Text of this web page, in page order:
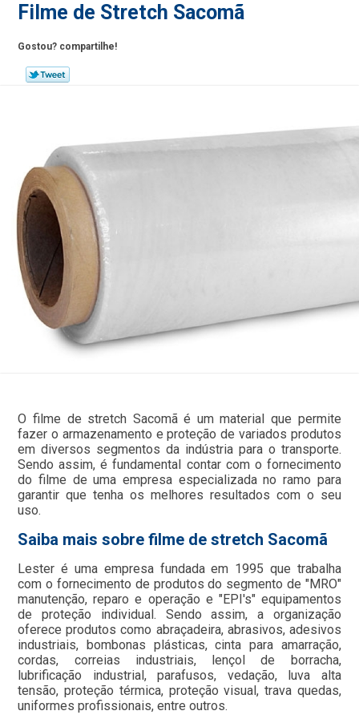
Filme de Stretch Sacomã
Gostou? compartilhe!
O filme de stretch Sacomã é um material que permite
fazer o armazenamento e proteção de variados produtos
em diversos segmentos da indústria para o transporte.
Sendo assim, é fundamental contar com o fornecimento
do filme de uma empresa especializada no ramo para
garantir que tenha os melhores resultados com o seu
uso.
Saiba mais sobre filme de stretch Sacomã
Lester é uma empresa fundada em 1995 que trabalha
com o fornecimento de produtos do segmento de "MRO"
manutenção, reparo e operação e "EPI's" equipamentos
de proteção individual. Sendo assim, a organização
oferece produtos como abraçadeira, abrasivos, adesivos
industriais, bombonas plásticas, cinta para amarração,
cordas, correias industriais, lençol de borracha,
lubrificação industrial, parafusos, vedação, luva alta
tensão, proteção térmica, proteção visual, trava quedas,
uniformes profissionais, entre outros.